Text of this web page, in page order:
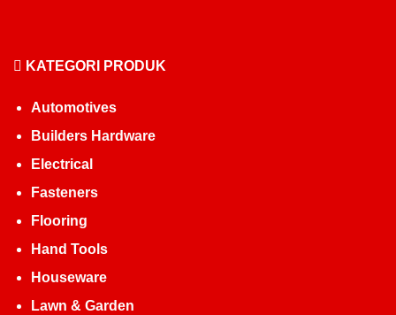
KATEGORI PRODUK
Automotives
Builders Hardware
Electrical
Fasteners
Flooring
Hand Tools
Houseware
Lawn & Garden